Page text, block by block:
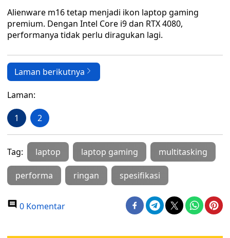
Alienware m16 tetap menjadi ikon laptop gaming
premium. Dengan Intel Core i9 dan RTX 4080,
performanya tidak perlu diragukan lagi.
Laman berikutnya
Laman:
1 2
Tag: laptop laptop gaming multitasking
performa ringan spesifikasi
0 Komentar